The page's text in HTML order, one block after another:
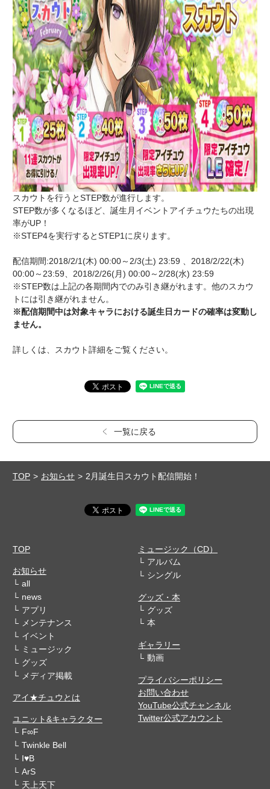
スカウトを行うとSTEP数が進行します。
STEP数が多くなるほど、誕生月イベントアイチュウたちの出現
率がUP！
※STEP4を実行するとSTEP1に戻ります。
配信期間:2018/2/1(木) 00:00～2/3(土) 23:59 、2018/2/22(木)
00:00～23:59、2018/2/26(月) 00:00～2/28(水) 23:59
※STEP数は上記の各期間内でのみ引き継がれます。他のスカウ
トには引き継がれません。
※配信期間中は対象キャラにおける誕生日カードの確率は変動し
ません。
詳しくは、スカウト詳細をご覧ください。
一覧に戻る
TOP お知らせ 2月誕生日スカウト配信開始！
TOP
お知らせ
all
news
アプリ
メンテナンス
イベント
ミュージック
グッズ
メディア掲載
アイ★チュウとは
ユニット&キャラクター
F∞F
Twinkle Bell
I♥B
ArS
天上天下
ミュージック（CD）
アルバム
シングル
グッズ・本
グッズ
本
ギャラリー
動画
プライバシーポリシー
お問い合わせ
YouTube公式チャンネル
Twitter公式アカウント